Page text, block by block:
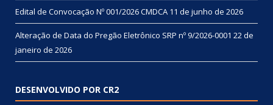
Edital de Convocação Nº 001/2026 CMDCA 11 de junho de 2026
Alteração de Data do Pregão Eletrônico SRP nº 9/2026-0001 22 de
janeiro de 2026
DESENVOLVIDO POR CR2